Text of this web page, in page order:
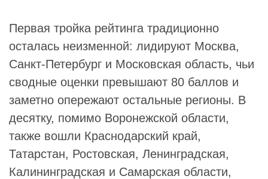
Первая тройка рейтинга традиционно
осталась неизменной: лидируют Москва,
Санкт-Петербург и Московская область, чьи
сводные оценки превышают 80 баллов и
заметно опережают остальные регионы. В
десятку, помимо Воронежской области,
также вошли Краснодарский край,
Татарстан, Ростовская, Ленинградская,
Калининградская и Самарская области,